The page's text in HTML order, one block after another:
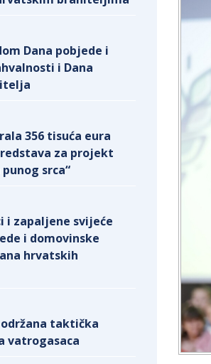
Dana pobjede i
i Dana
356 tisuća eura
za projekt
srca“
i zapaljene svijeće
i domovinske
hrvatskih
taktička
vatrogasaca